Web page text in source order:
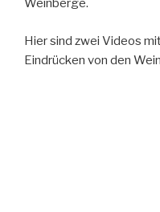
Weinberge.
Hier sind zwei Videos
Eindrücken von den